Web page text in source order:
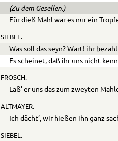
(Zu dem Gesellen.)
Für dieß Mahl war es nur ein
SIEBEL.
Was soll das seyn? Wart! ihr
Es scheinet, daß ihr uns nicht
FROSCH.
Laß’ er uns das zum zweyten
ALTMAYER.
Ich dächt’, wir hießen ihn ganz
SIEBEL.